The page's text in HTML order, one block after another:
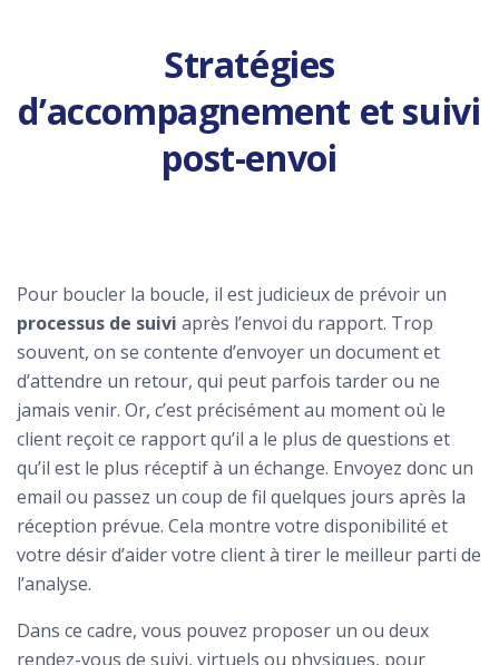
Stratégies
d’accompagnement et suivi
post-envoi
Pour boucler la boucle, il est judicieux de prévoir un
processus de suivi après l’envoi du rapport. Trop
souvent, on se contente d’envoyer un document et
d’attendre un retour, qui peut parfois tarder ou ne
jamais venir. Or, c’est précisément au moment où le
client reçoit ce rapport qu’il a le plus de questions et
qu’il est le plus réceptif à un échange. Envoyez donc un
email ou passez un coup de fil quelques jours après la
réception prévue. Cela montre votre disponibilité et
votre désir d’aider votre client à tirer le meilleur parti de
l’analyse.
Dans ce cadre, vous pouvez proposer un ou deux
rendez-vous de suivi, virtuels ou physiques, pour